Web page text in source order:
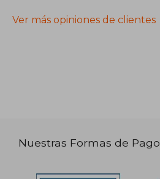
Ver más opiniones de clientes
Nuestras Formas de Pago